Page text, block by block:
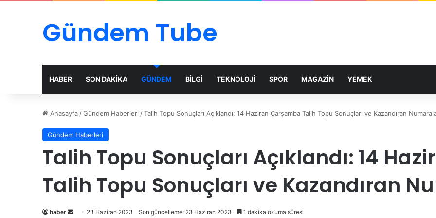
Gündem Tube
HABER SON DAKİKA GÜNDEM BİLGİ TEKNOLOJİ SPOR MAGAZİN YEMEK
Anasayfa /Gündem Haberleri /Talih Topu Sonuçları Açıklandı: 14 Haziran Çarşamba Talih Topu Sonuçları ve Kazandıran
Gündem Haberleri
Talih Topu Sonuçları Açıklandı: 14
Talih Topu Sonuçları ve Kazandıran
haber
Bir
23 Haziran 2023 Son güncelleme: 23 Haziran 2023 1 dakika okuma süresi